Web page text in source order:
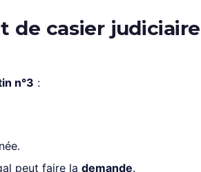
de casier judiciaire
n°3 :
peut faire la demande.